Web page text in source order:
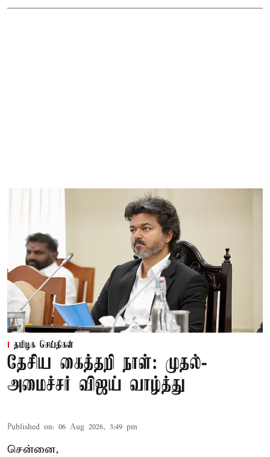
தமிழக செய்திகள்
தேசிய கைத்தறி நாள்: முதல்-
அமைச்சர் விஜய் வாழ்த்து
Published on: 06 Aug 2026, 3:49 pm
சென்னை,